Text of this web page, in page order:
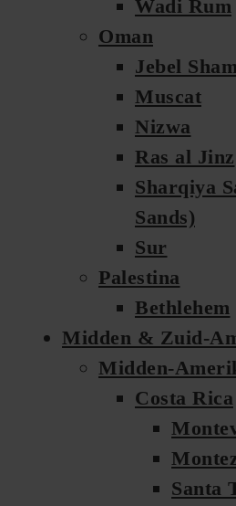
Wadi Rum
Oman
Jebel
Muscat
Nizwa
Ras al Jinz
Sharqiya
Sands)
Sur
Palestina
Bethlehem
Midden & Zuid-
Midden-
Costa Rica
Santa